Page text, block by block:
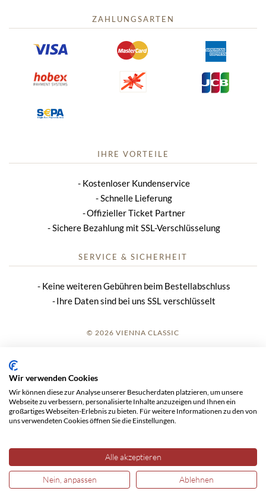
ZAHLUNGSARTEN
IHRE VORTEILE
Kostenloser Kundenservice
Schnelle Lieferung
Offizieller Ticket Partner
Sichere Bezahlung mit SSL-Verschlüsselung
SERVICE & SICHERHEIT
Keine weiteren Gebühren beim Bestellabschluss
Ihre Daten sind bei uns SSL verschlüsselt
© 2026 VIENNA CLASSIC
AGB
Wir verwenden Cookies
Wir können diese zur Analyse unserer Besucherdaten platzieren, um unsere
Webseite zu verbessern, personalisierte Inhalte anzuzeigen und Ihnen ein
großartiges Webseiten-Erlebnis zu bieten. Für weitere Informationen zu den von
uns verwendeten Cookies öffnen Sie die Einstellungen.
Alle akzeptieren
Nein, anpassen Ablehnen